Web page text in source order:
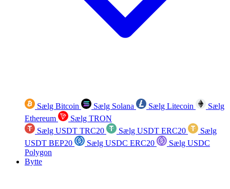
Sælg Bitcoin Sælg Solana Sælg Litecoin
Sælg
Ethereum
Sælg TRON
Sælg USDT TRC20
Sælg USDT ERC20
Sælg
USDT BEP20
Sælg USDC ERC20
Sælg USDC
Polygon
Bytte